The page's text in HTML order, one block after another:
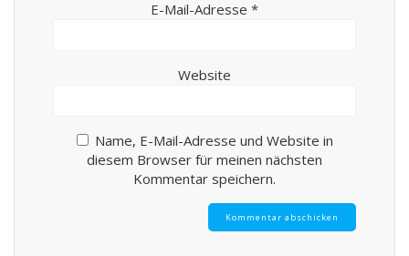
E-Mail-Adresse *
Website
Name, E-Mail-Adresse und Website in
diesem Browser für meinen nächsten
Kommentar speichern.